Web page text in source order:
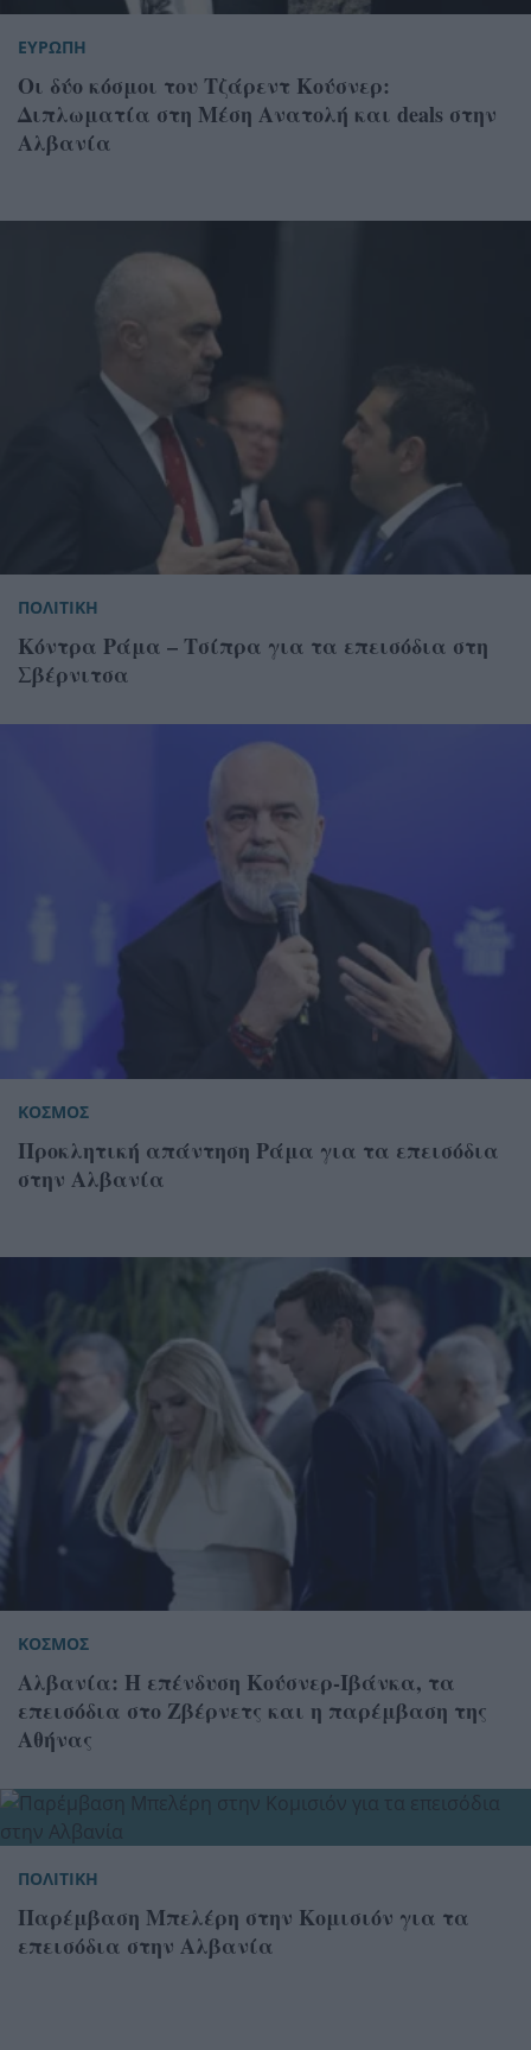
ΕΥΡΩΠΗ
Οι δύο κόσμοι του Τζάρεντ Κούσνερ:
Διπλωματία στη Μέση Ανατολή και deals στην
Αλβανία
ΠΟΛΙΤΙΚΗ
Κόντρα Ράμα – Τσίπρα για τα επεισόδια στη
Σβέρνιτσα
ΚΟΣΜΟΣ
Προκλητική απάντηση Ράμα για τα επεισόδια
στην Αλβανία
ΚΟΣΜΟΣ
Αλβανία: Η επένδυση Κούσνερ-Ιβάνκα, τα
επεισόδια στο Ζβέρνετς και η παρέμβαση της
Αθήνας
ΠΟΛΙΤΙΚΗ
Παρέμβαση Μπελέρη στην Κομισιόν για τα
επεισόδια στην Αλβανία